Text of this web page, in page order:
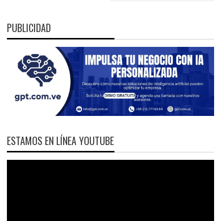
PUBLICIDAD
ESTAMOS EN LÍNEA YOUTUBE